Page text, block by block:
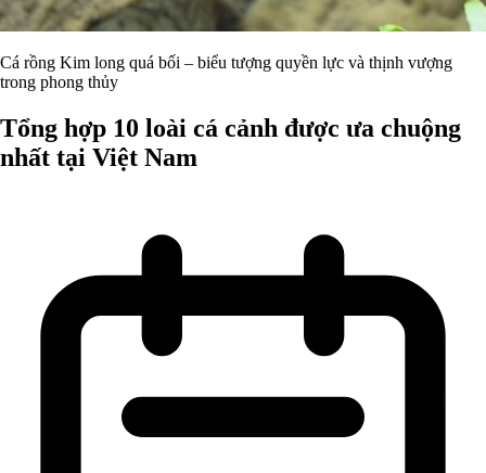
Cá rồng Kim long quá bối – biểu tượng quyền lực và thịnh vượng
trong phong thủy
Tổng hợp 10 loài cá cảnh được ưa chuộng
nhất tại Việt Nam